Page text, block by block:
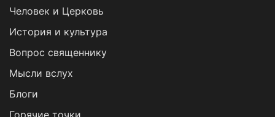
Человек и Церковь
История и культура
Вопрос священнику
Мысли вслух
Блоги